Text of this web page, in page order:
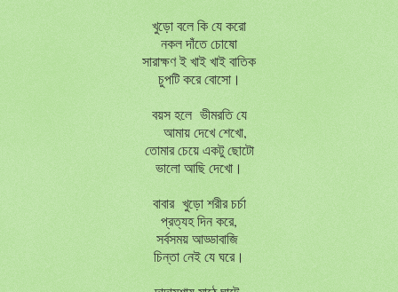
খুড়ো বলে কি যে করো
নকল দাঁতে চোষো
সারাক্ষণ ই খাই খাই বাতিক
চুপটি করে বোসো।
বয়স হলে ভীমরতি যে
আমায় দেখে শেখো,
তোমার চেয়ে একটু ছোটো
ভালো আছি দেখো।
বাবার খুড়ো শরীর চর্চা
প্রত্যহ দিন করে,
সর্বসময় আড্ডাবাজি
চিন্তা নেই যে ঘরে।